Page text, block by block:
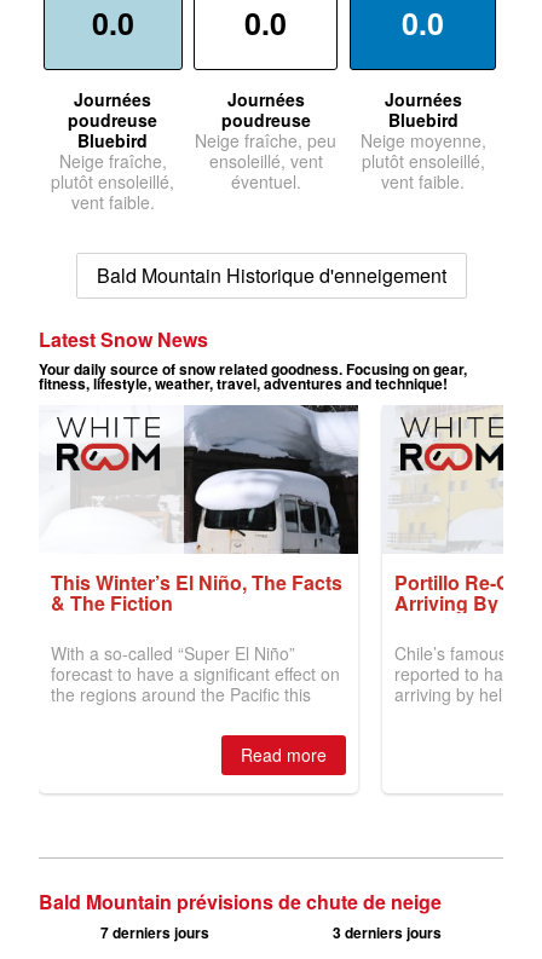
0.0
Journées
poudreuse
Bluebird
Neige fraîche,
plutôt ensoleillé,
vent faible.
0.0
Journées
poudreuse
Neige fraîche, peu
ensoleillé, vent
éventuel.
0.0
Journées
Bluebird
Neige moyenne,
plutôt ensoleillé,
vent faible.
Bald Mountain Historique d'enneigement
Bald Mountain prévisions de chute de neige
7 derniers jours 3 derniers jours